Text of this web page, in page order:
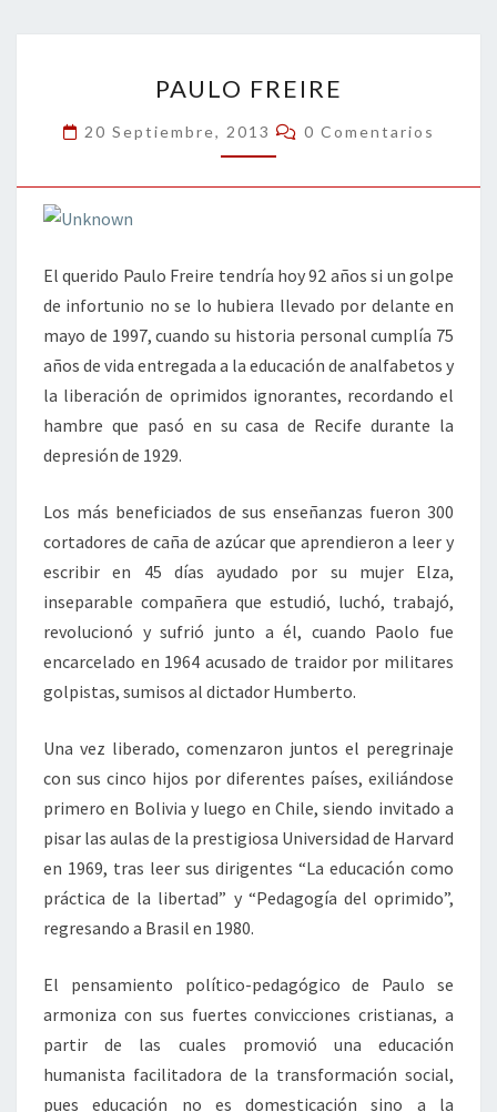
o
n
ar
tir
FREIRE
PAULO FREIRE
20 Septiembre, 2013 Comentarios
0 Comentarios
El querido Paulo Freire tendría hoy 92 años si un golpe
de infortunio no se lo hubiera llevado por delante en
mayo de 1997, cuando su historia personal cumplía 75
años de vida entregada a la educación de analfabetos y
la liberación de oprimidos ignorantes, recordando el
hambre que pasó en su casa de Recife durante la
depresión de 1929.
Los más beneficiados de sus enseñanzas fueron 300
cortadores de caña de azúcar que aprendieron a leer y
escribir en 45 días ayudado por su mujer Elza,
inseparable compañera que estudió, luchó, trabajó,
revolucionó y sufrió junto a él, cuando Paolo fue
encarcelado en 1964 acusado de traidor por militares
golpistas, sumisos al dictador Humberto.
Una vez liberado, comenzaron juntos el peregrinaje
con sus cinco hijos por diferentes países, exiliándose
primero en Bolivia y luego en Chile, siendo invitado a
pisar las aulas de la prestigiosa Universidad de Harvard
en 1969, tras leer sus dirigentes “La educación como
práctica de la libertad” y “Pedagogía del oprimido”,
regresando a Brasil en 1980.
El pensamiento político-pedagógico de Paulo se
armoniza con sus fuertes convicciones cristianas, a
partir de las cuales promovió una educación
humanista facilitadora de la transformación social,
pues educación no es domesticación sino a la